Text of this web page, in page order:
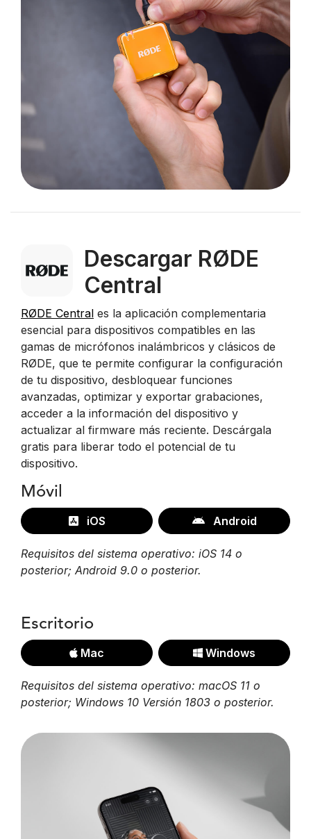
Descargar RØDE
Central
RØDE Central es la aplicación complementaria
esencial para dispositivos compatibles en las
gamas de micrófonos inalámbricos y clásicos de
RØDE, que te permite configurar la configuración
de tu dispositivo, desbloquear funciones
avanzadas, optimizar y exportar grabaciones,
acceder a la información del dispositivo y
actualizar al firmware más reciente. Descárgala
gratis para liberar todo el potencial de tu
dispositivo.
Móvil
iOS Android
Requisitos del sistema operativo: iOS 14 o
posterior; Android 9.0 o posterior.
Escritorio
Mac Windows
Requisitos del sistema operativo: macOS 11 o
posterior; Windows 10 Versión 1803 o posterior.